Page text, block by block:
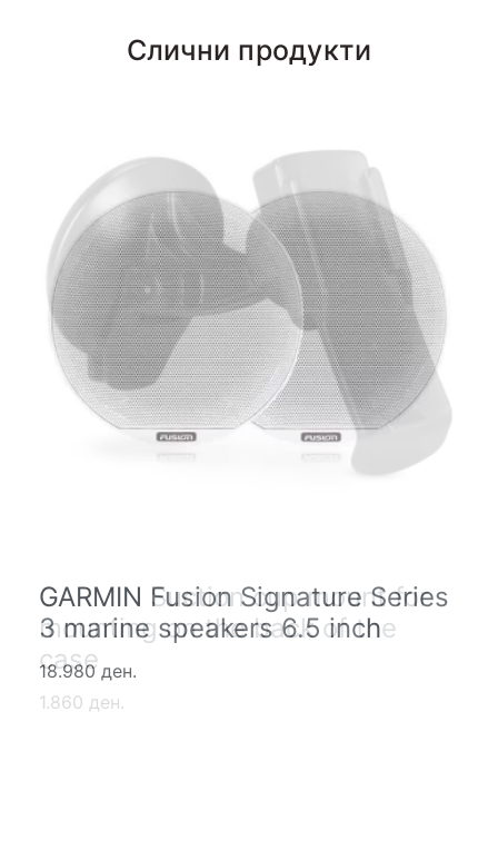
Слични продукти
GARMIN Suction cup mount for
mounting on the back of the
case
1.860 ден.
GARMIN Fusion Signature Series
3 marine speakers 6.5 inch
18.980 ден.